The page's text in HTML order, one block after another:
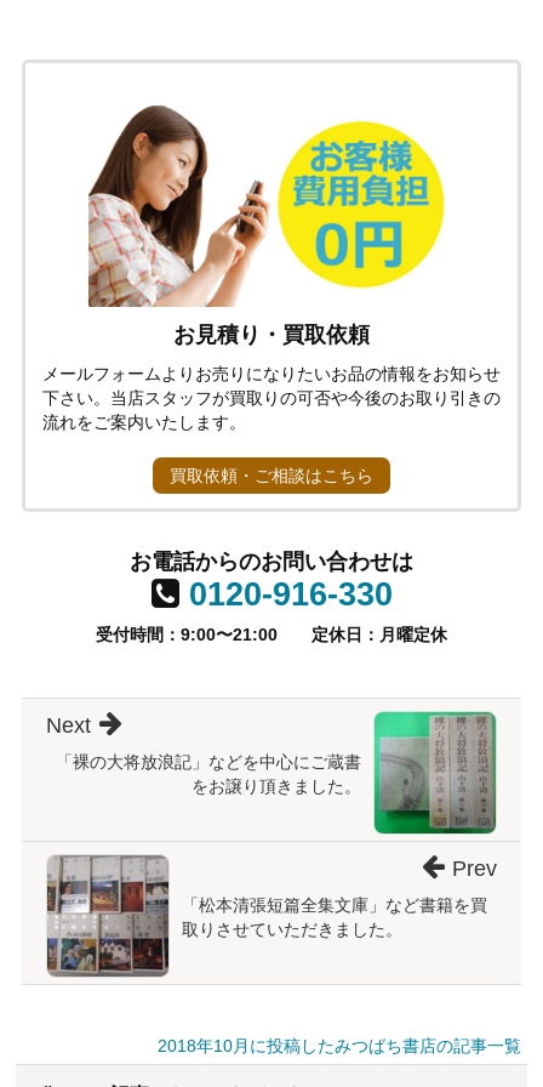
お見積り・買取依頼
メールフォームよりお売りになりたいお品の情報をお知らせ
下さい。当店スタッフが買取りの可否や今後のお取り引きの
流れをご案内いたします。
買取依頼・ご相談はこちら
お電話からのお問い合わせは
0120-916-330
受付時間：9:00〜21:00 定休日：月曜定休
「裸の大将放浪記」などを中心にご蔵書
をお譲り頂きました。
Next
「松本清張短篇全集文庫」など書籍を買
取りさせていただきました。
Prev
2018年10月に投稿したみつばち書店の記事一覧